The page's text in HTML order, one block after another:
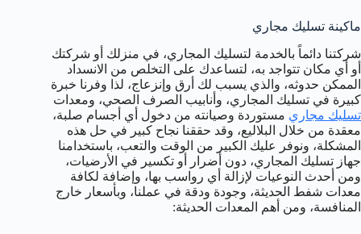
ماكينة تسليك مجاري
شركتنا دائماً بالخدمة لتسليك المجاري، في منزلك أو شركتك
أو أي مكان تتواجد به، لتساعدك على التخلص من الانسداد
الممكن حدوثه، والذي يسبب لك أرق وإنزعاج، لذا وفرنا خبرة
كبيرة في تسليك المجاري، وأنابيب الصرف الصحي، ومعدات
تسليك مجاري مستوردة وصيانته من دخول أي أجسام صلبة،
معقدة من خلال البلاليع، وقد حققنا نجاح كبير في حل هذه
المشكلة، ونوفر عليك الكبير من الوقت والتعب، باستخدامنا
جهاز تسليك المجاري، دون أضرار أو تكسير في الأرضيات،
ومن أحدث النوعيات لإزالة أي رواسب بها، وإضافة لكافة
معدات شفط الحديثة، وجودة ودقة في عملنا، وبأسعار خارج
المنافسة، ومن أهم المعدات الحديثة: